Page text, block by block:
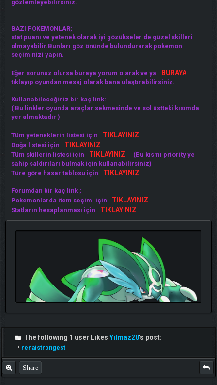
gözlemleyebilirsiniz.
BAZI POKEMONLAR;
stat puanı ve yetenek olarak iyi gözükseler de güzel skilleri
olmayabilir.Bunları göz önünde bulundurarak pokemon
seçiminizi yapın.
Eğer sorunuz olursa buraya yorum olarak ve ya BURAYA
tıklayıp oyundan mesaj olarak bana ulaştırabilirsiniz.
Kullanabileceğiniz bir kaç link:
( Bu linkler oyunda araçlar sekmesinde ve sol üstteki kısımda
yer almaktadır )
Tüm yeteneklerin listesi için TIKLAYINIZ
Doğa listesi için TIKLAYINIZ
Tüm skillerin listesi için TIKLAYINIZ
(Bu kısmı priority ye
sahip saldırıları bulmak için kullanabilirsiniz)
Türe göre hasar tablosu için
TIKLAYINIZ
Forumdan bir kaç link ;
Pokemonlarda item seçimi için
TIKLAYINIZ
Statların hesaplanması için TIKLAYINIZ
The following 1 user Likes Yilmaz20's post:
• renaistrongest
Share